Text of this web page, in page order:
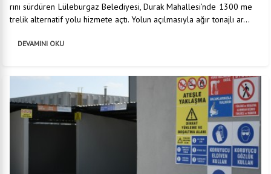
rını sürdüren Lüleburgaz Belediyesi, Durak Mahallesi’nde 1300 me
trelik alternatif yolu hizmete açtı. Yolun açılmasıyla ağır tonajlı ar...
DEVAMINI OKU